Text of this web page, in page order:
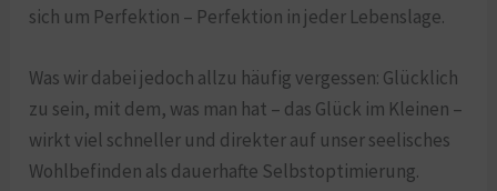
sich um Perfektion – Perfektion in jeder Lebenslage.
Was wir dabei jedoch allzu häufig vergessen: Glücklich
zu sein, mit dem, was man hat – das Glück im Kleinen –
wirkt viel schneller und direkter auf unser seelisches
Wohlbefinden als dauerhafte Selbstoptimierung.